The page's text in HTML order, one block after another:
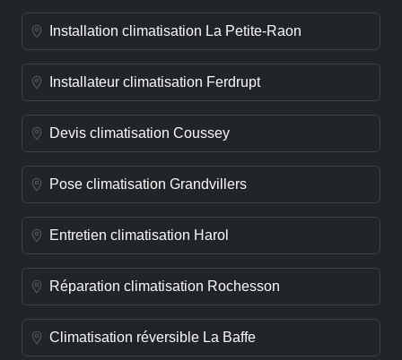
Installation climatisation La Petite-Raon
Installateur climatisation Ferdrupt
Devis climatisation Coussey
Pose climatisation Grandvillers
Entretien climatisation Harol
Réparation climatisation Rochesson
Climatisation réversible La Baffe